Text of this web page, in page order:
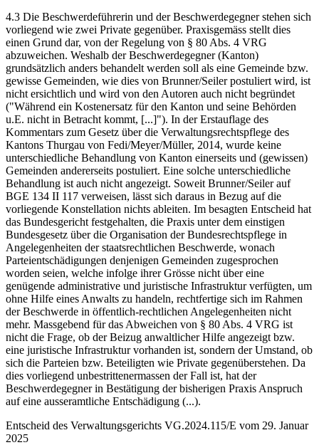
4.3 Die Beschwerdeführerin und der Beschwerdegegner stehen sich
vorliegend wie zwei Private gegenüber. Praxisgemäss stellt dies
einen Grund dar, von der Regelung von § 80 Abs. 4 VRG
abzuweichen. Weshalb der Beschwerdegegner (Kanton)
grundsätzlich anders behandelt werden soll als eine Gemeinde bzw.
gewisse Gemeinden, wie dies von Brunner/Seiler postuliert wird, ist
nicht ersichtlich und wird von den Autoren auch nicht begründet
("Während ein Kostenersatz für den Kanton und seine Behörden
u.E. nicht in Betracht kommt, [...]"). In der Erstauflage des
Kommentars zum Gesetz über die Verwaltungsrechtspflege des
Kantons Thurgau von Fedi/Meyer/Müller, 2014, wurde keine
unterschiedliche Behandlung von Kanton einerseits und (gewissen)
Gemeinden andererseits postuliert. Eine solche unterschiedliche
Behandlung ist auch nicht angezeigt. Soweit Brunner/Seiler auf
BGE 134 II 117 verweisen, lässt sich daraus in Bezug auf die
vorliegende Konstellation nichts ableiten. Im besagten Entscheid hat
das Bundesgericht festgehalten, die Praxis unter dem einstigen
Bundesgesetz über die Organisation der Bundesrechtspflege in
Angelegenheiten der staatsrechtlichen Beschwerde, wonach
Parteientschädigungen denjenigen Gemeinden zugesprochen
worden seien, welche infolge ihrer Grösse nicht über eine
genügende administrative und juristische Infrastruktur verfügten, um
ohne Hilfe eines Anwalts zu handeln, rechtfertige sich im Rahmen
der Beschwerde in öffentlich-rechtlichen Angelegenheiten nicht
mehr. Massgebend für das Abweichen von § 80 Abs. 4 VRG ist
nicht die Frage, ob der Beizug anwaltlicher Hilfe angezeigt bzw.
eine juristische Infrastruktur vorhanden ist, sondern der Umstand, ob
sich die Parteien bzw. Beteiligten wie Private gegenüberstehen. Da
dies vorliegend unbestrittenermassen der Fall ist, hat der
Beschwerdegegner in Bestätigung der bisherigen Praxis Anspruch
auf eine ausseramtliche Entschädigung (...).
Entscheid des Verwaltungsgerichts VG.2024.115/E vom 29. Januar
2025